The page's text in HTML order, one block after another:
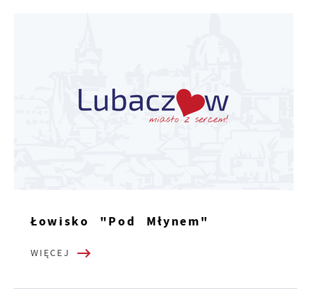
Łowisko "Pod Młynem"
WIĘCEJ